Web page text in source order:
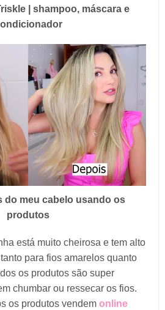
| shampoo, máscara e
do meu cabelo usando os
produtos
está muito cheirosa e tem alto
para fios amarelos quanto
os produtos são super
chumbar ou ressecar os fios.
os produtos vendem online